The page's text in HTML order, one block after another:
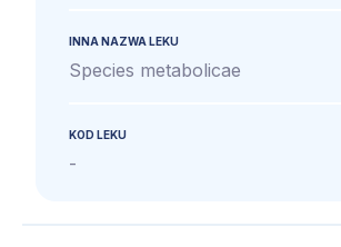
INNA NAZWA LEKU
Species metabolicae
KOD LEKU
-